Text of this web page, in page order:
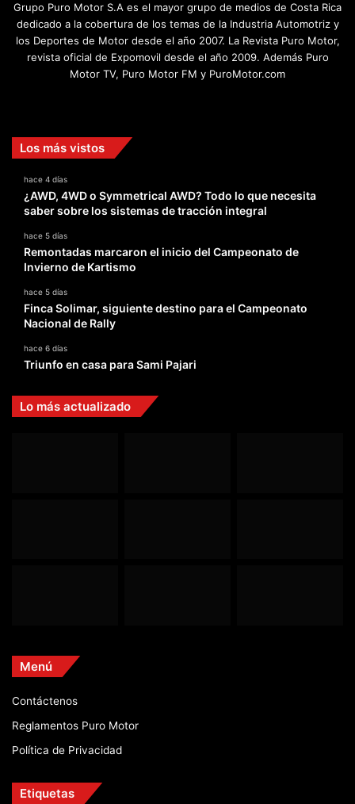
Grupo Puro Motor S.A es el mayor grupo de medios de Costa Rica
dedicado a la cobertura de los temas de la Industria Automotriz y
los Deportes de Motor desde el año 2007. La Revista Puro Motor,
revista oficial de Expomovil desde el año 2009. Además Puro
Motor TV, Puro Motor FM y PuroMotor.com
Los más vistos
hace 4 días
¿AWD, 4WD o Symmetrical AWD? Todo lo que necesita
saber sobre los sistemas de tracción integral
hace 5 días
Remontadas marcaron el inicio del Campeonato de
Invierno de Kartismo
hace 5 días
Finca Solimar, siguiente destino para el Campeonato
Nacional de Rally
hace 6 días
Triunfo en casa para Sami Pajari
Lo más actualizado
Menú
Contáctenos
Reglamentos Puro Motor
Política de Privacidad
Etiquetas